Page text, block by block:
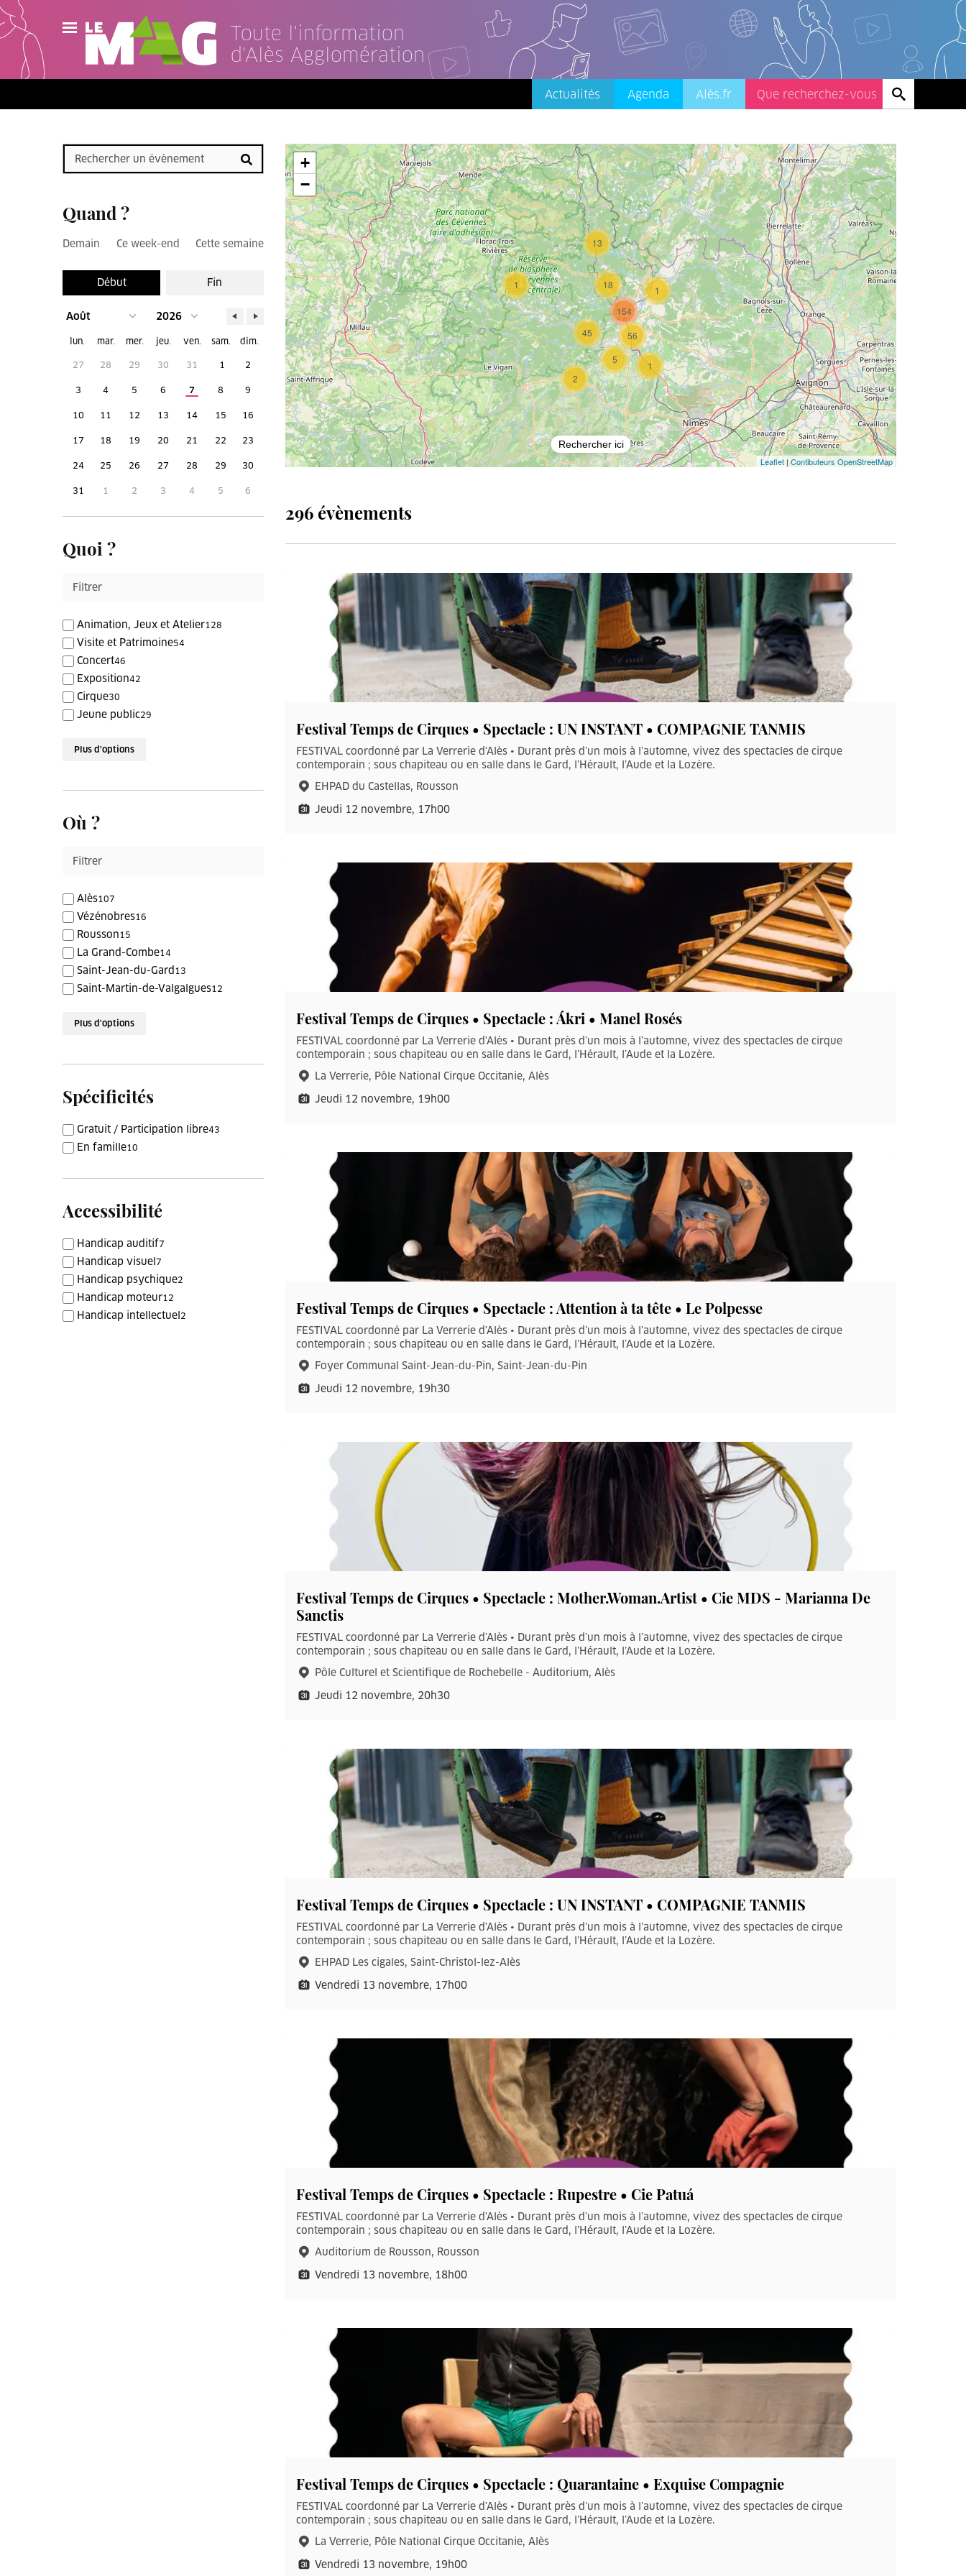
Toute l'information
d'Alès Agglomération
Actualités
Agenda
Publications
Vidéos
Contact
Actualités Agenda Alès.fr
Quand ?
Demain Ce week-end Cette semaine
lun. mar. mer. jeu. ven. sam. dim.
27 28 29 30 31 1 2
3 4 5 6 7 8 9
10 11 12 13 14 15 16
17 18 19 20 21 22 23
24 25 26 27 28 29 30
31 1 2 3 4 5 6
Quoi ?
Animation, Jeux et Atelier128
Visite et Patrimoine54
Concert46
Exposition42
Cirque30
Jeune public29
Plus d'options
Où ?
Alès107
Vézénobres16
Rousson15
La Grand-Combe14
Saint-Jean-du-Gard 13
Saint-Martin-de-Valgalgues12
Plus d'options
Spécificités
Gratuit / Participation libre43
En famille10
Accessibilité
Handicap auditif7
Handicap visuel7
Handicap psychique2
Handicap moteur12
Handicap intellectuel2
1
2
5
1
45
18
1
154
13
56
+
−
Leaflet | Contibuteurs OpenStreetMap
Rechercher ici
296 évènements
Festival Temps de Cirques • Spectacle : UN INSTANT • COMPAGNIE TANMIS
FESTIVAL coordonné par La Verrerie d'Alès • Durant près d’un mois à l’automne, vivez des spectacles de cirque
contemporain ; sous chapiteau ou en salle dans le Gard, l’Hérault, l’Aude et la Lozère.
EHPAD du Castellas, Rousson
Jeudi 12 novembre, 17h00
Festival Temps de Cirques • Spectacle : Ákri • Manel Rosés
FESTIVAL coordonné par La Verrerie d'Alès • Durant près d’un mois à l’automne, vivez des spectacles de cirque
contemporain ; sous chapiteau ou en salle dans le Gard, l’Hérault, l’Aude et la Lozère.
La Verrerie, Pôle National Cirque Occitanie, Alès
Jeudi 12 novembre, 19h00
Festival Temps de Cirques • Spectacle : Attention à ta tête • Le Polpesse
FESTIVAL coordonné par La Verrerie d'Alès • Durant près d’un mois à l’automne, vivez des spectacles de cirque
contemporain ; sous chapiteau ou en salle dans le Gard, l’Hérault, l’Aude et la Lozère.
Foyer Communal Saint-Jean-du-Pin, Saint-Jean-du-Pin
Jeudi 12 novembre, 19h30
Festival Temps de Cirques • Spectacle : Mother.Woman.Artist • Cie MDS - Marianna De
Sanctis
FESTIVAL coordonné par La Verrerie d'Alès • Durant près d’un mois à l’automne, vivez des spectacles de cirque
contemporain ; sous chapiteau ou en salle dans le Gard, l’Hérault, l’Aude et la Lozère.
Pôle Culturel et Scientifique de Rochebelle - Auditorium, Alès
Jeudi 12 novembre, 20h30
Festival Temps de Cirques • Spectacle : UN INSTANT • COMPAGNIE TANMIS
FESTIVAL coordonné par La Verrerie d'Alès • Durant près d’un mois à l’automne, vivez des spectacles de cirque
contemporain ; sous chapiteau ou en salle dans le Gard, l’Hérault, l’Aude et la Lozère.
EHPAD Les cigales, Saint-Christol-lez-Alès
Vendredi 13 novembre, 17h00
Festival Temps de Cirques • Spectacle : Rupestre • Cie Patuá
FESTIVAL coordonné par La Verrerie d'Alès • Durant près d’un mois à l’automne, vivez des spectacles de cirque
contemporain ; sous chapiteau ou en salle dans le Gard, l’Hérault, l’Aude et la Lozère.
Auditorium de Rousson, Rousson
Vendredi 13 novembre, 18h00
Festival Temps de Cirques • Spectacle : Quarantaine • Exquise Compagnie
FESTIVAL coordonné par La Verrerie d'Alès • Durant près d’un mois à l’automne, vivez des spectacles de cirque
contemporain ; sous chapiteau ou en salle dans le Gard, l’Hérault, l’Aude et la Lozère.
La Verrerie, Pôle National Cirque Occitanie, Alès
Vendredi 13 novembre, 19h00